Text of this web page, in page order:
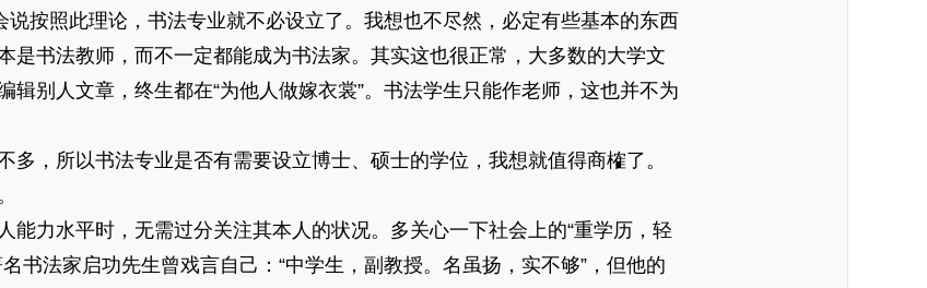
说按照此理论，书法专业就不必设立了。我想也不尽然，必定有些基本的东西
是书法教师，而不一定都能成为书法家。其实这也很正常，大多数的大学文
辑别人文章，终生都在“为他人做嫁衣裳”。书法学生只能作老师，这也并不为
，所以书法专业是否有需要设立博士、硕士的学位，我想就值得商榷了。
力水平时，无需过分关注其本人的状况。多关心一下社会上的“重学历，轻
书法家启功先生曾戏言自己：“中学生，副教授。名虽扬，实不够”，但他的